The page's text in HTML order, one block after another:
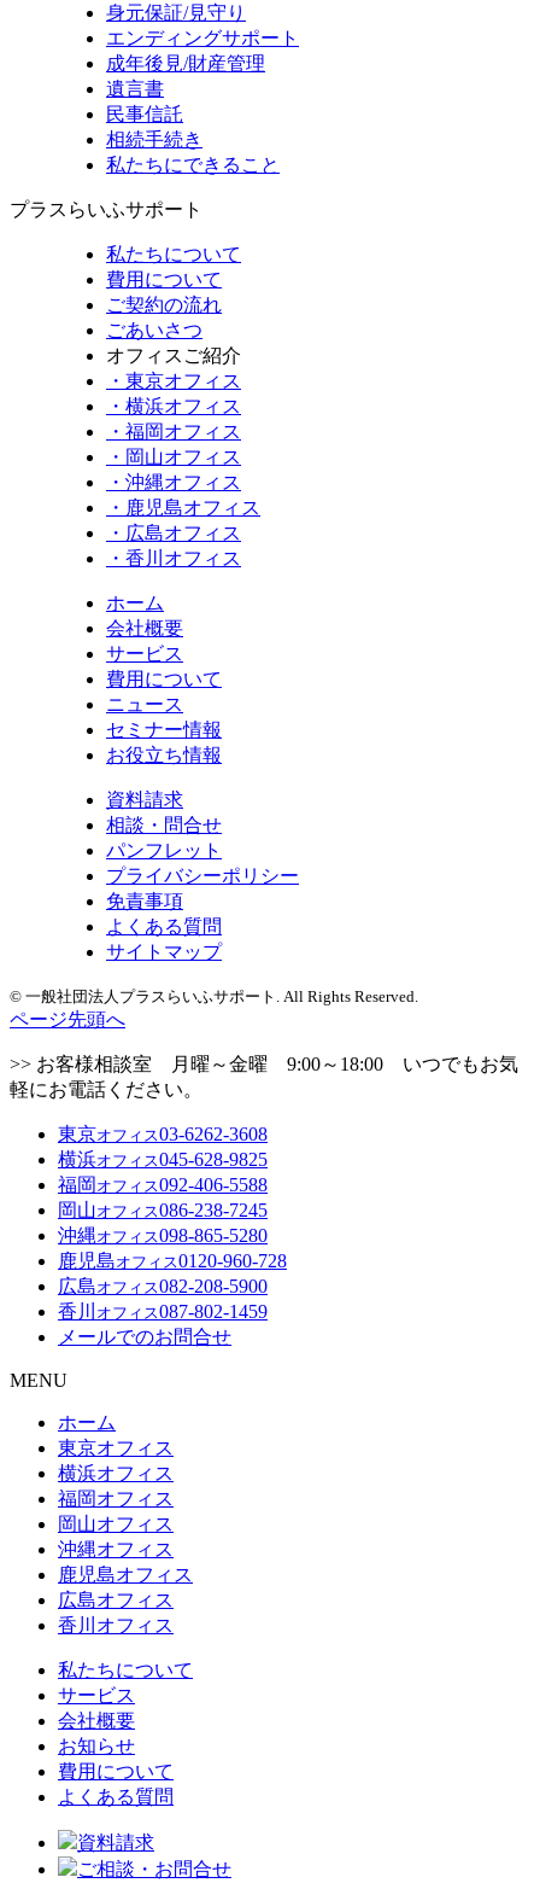
身元保証/見守り
エンディングサポート
成年後見/財産管理
遺言書
民事信託
相続手続き
私たちにできること
プラスらいふサポート
私たちについて
費用について
ご契約の流れ
ごあいさつ
オフィスご紹介
・東京オフィス
・横浜オフィス
・福岡オフィス
・岡山オフィス
・沖縄オフィス
・鹿児島オフィス
・広島オフィス
・香川オフィス
ホーム
会社概要
サービス
費用について
ニュース
セミナー情報
お役立ち情報
資料請求
相談・問合せ
パンフレット
プライバシーポリシー
免責事項
よくある質問
サイトマップ
© 一般社団法人プラスらいふサポート. All Rights Reserved.
ページ先頭へ
>> お客様相談室 月曜～金曜 9:00～18:00 いつでもお気
軽にお電話ください。
東京オフィス03-6262-3608
横浜オフィス045-628-9825
福岡 オフィス092-406-5588
岡山オフィス086-238-7245
沖縄オフィス098-865-5280
鹿児島オフィス0120-960-728
広島オフィス082-208-5900
香川
オフィス087-802-1459
メールでのお問合せ
MENU
ホーム
東京オフィス
横浜オフィス
福岡オフィス
岡山オフィス
沖縄オフィス
鹿児島オフィス
広島オフィス
香川オフィス
私たちについて
サービス
会社概要
お知らせ
費用について
よくある質問
資料請求
ご相談・お問合せ